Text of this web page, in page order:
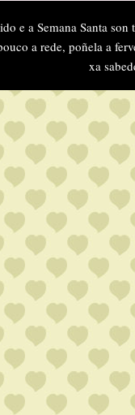
e a Semana Santa
a rede, poñela a
xa